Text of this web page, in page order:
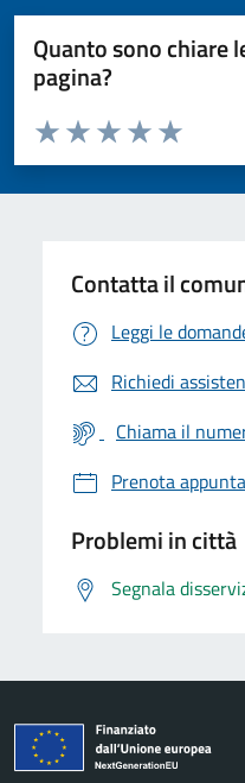
Quanto sono chiare
pagina?
Valuta da 1 a 5 stelle la pagina
Valuta 5
Valuta 4 stelle
Valuta 3 stelle su 5
Valuta 2 stelle su 5
Valuta 1 stelle su 5
Contatta il
Leggi le
Richiedi
Chiama il
Prenota
Problemi in città
Segnala